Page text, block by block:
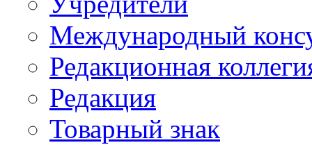
Международный
Редакционная
Редакция
Товарный знак